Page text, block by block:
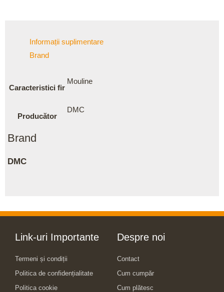
Informații suplimentare
Brand
Caracteristici fir
Mouline
Producător
DMC
Brand
DMC
Link-uri Importante
Termeni și condiții
Politica de confidențialitate
Politica cookie
Despre noi
Contact
Cum cumpăr
Cum plătesc